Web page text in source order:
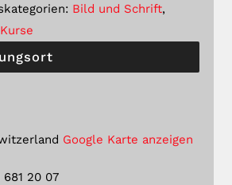
Bild und Schrift,
Google Karte anzeigen
681 20 07